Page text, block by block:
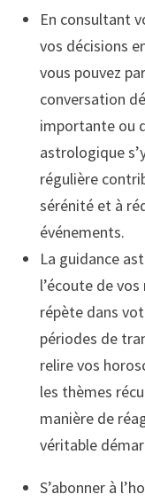
En consultant
vos décisions
vous pouvez
conversation
importante ou
astrologique
régulière
sérénité et à
événements.
La guidance
l’écoute de
répète dans
périodes de
relire vos
les thèmes
manière de
véritable
S’abonner à